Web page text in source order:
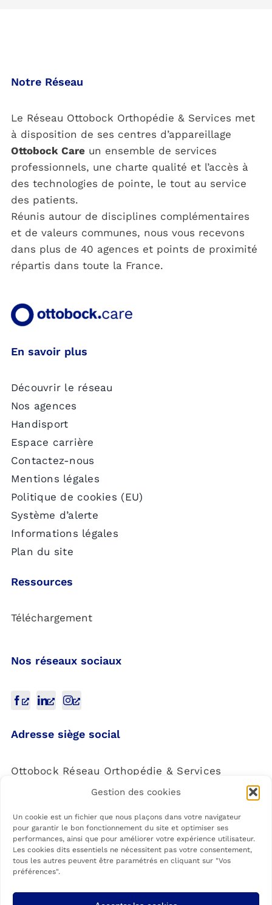
Gestion des cookies
Un cookie est un fichier que nous plaçons dans votre navigateur
pour garantir le bon fonctionnement du site et optimiser ses
performances, ainsi que pour améliorer votre expérience utilisateur.
Les cookies dits essentiels ne nécessitent pas votre consentement,
tous les autres peuvent être paramétrés en cliquant sur "Vos
préférences".
Notre Réseau
Le Réseau Ottobock Orthopédie & Services met
à disposition de ses centres d’appareillage
Ottobock Careun ensemble de services
professionnels, une charte qualité et l’accès à
des technologies de pointe, le tout au service
des patients.
Réunis autour de disciplines complémentaires
et de valeurs communes, nous vous recevons
dans plus de 40 agences et points de proximité
répartis dans toute la France.
En savoir plus
Découvrir le réseau
Nos agences
Handisport
Espace carrière
Contactez-nous
Mentions légales
Politique de cookies (EU)
Système d’alerte
Informations légales
Plan du site
Ressources
Téléchargement
Nos réseaux sociaux
Adresse siège social
Ottobock Réseau Orthopédie & Services
4 Rue de la Réunion,
91940 Les Ulis